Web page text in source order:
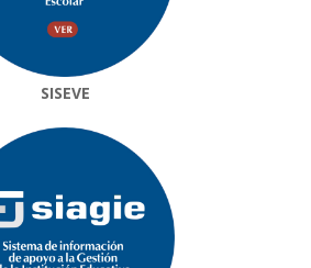
SISEVE